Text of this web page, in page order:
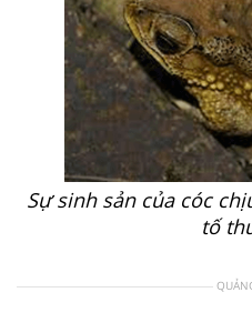
Sự sinh sản của cóc
tố